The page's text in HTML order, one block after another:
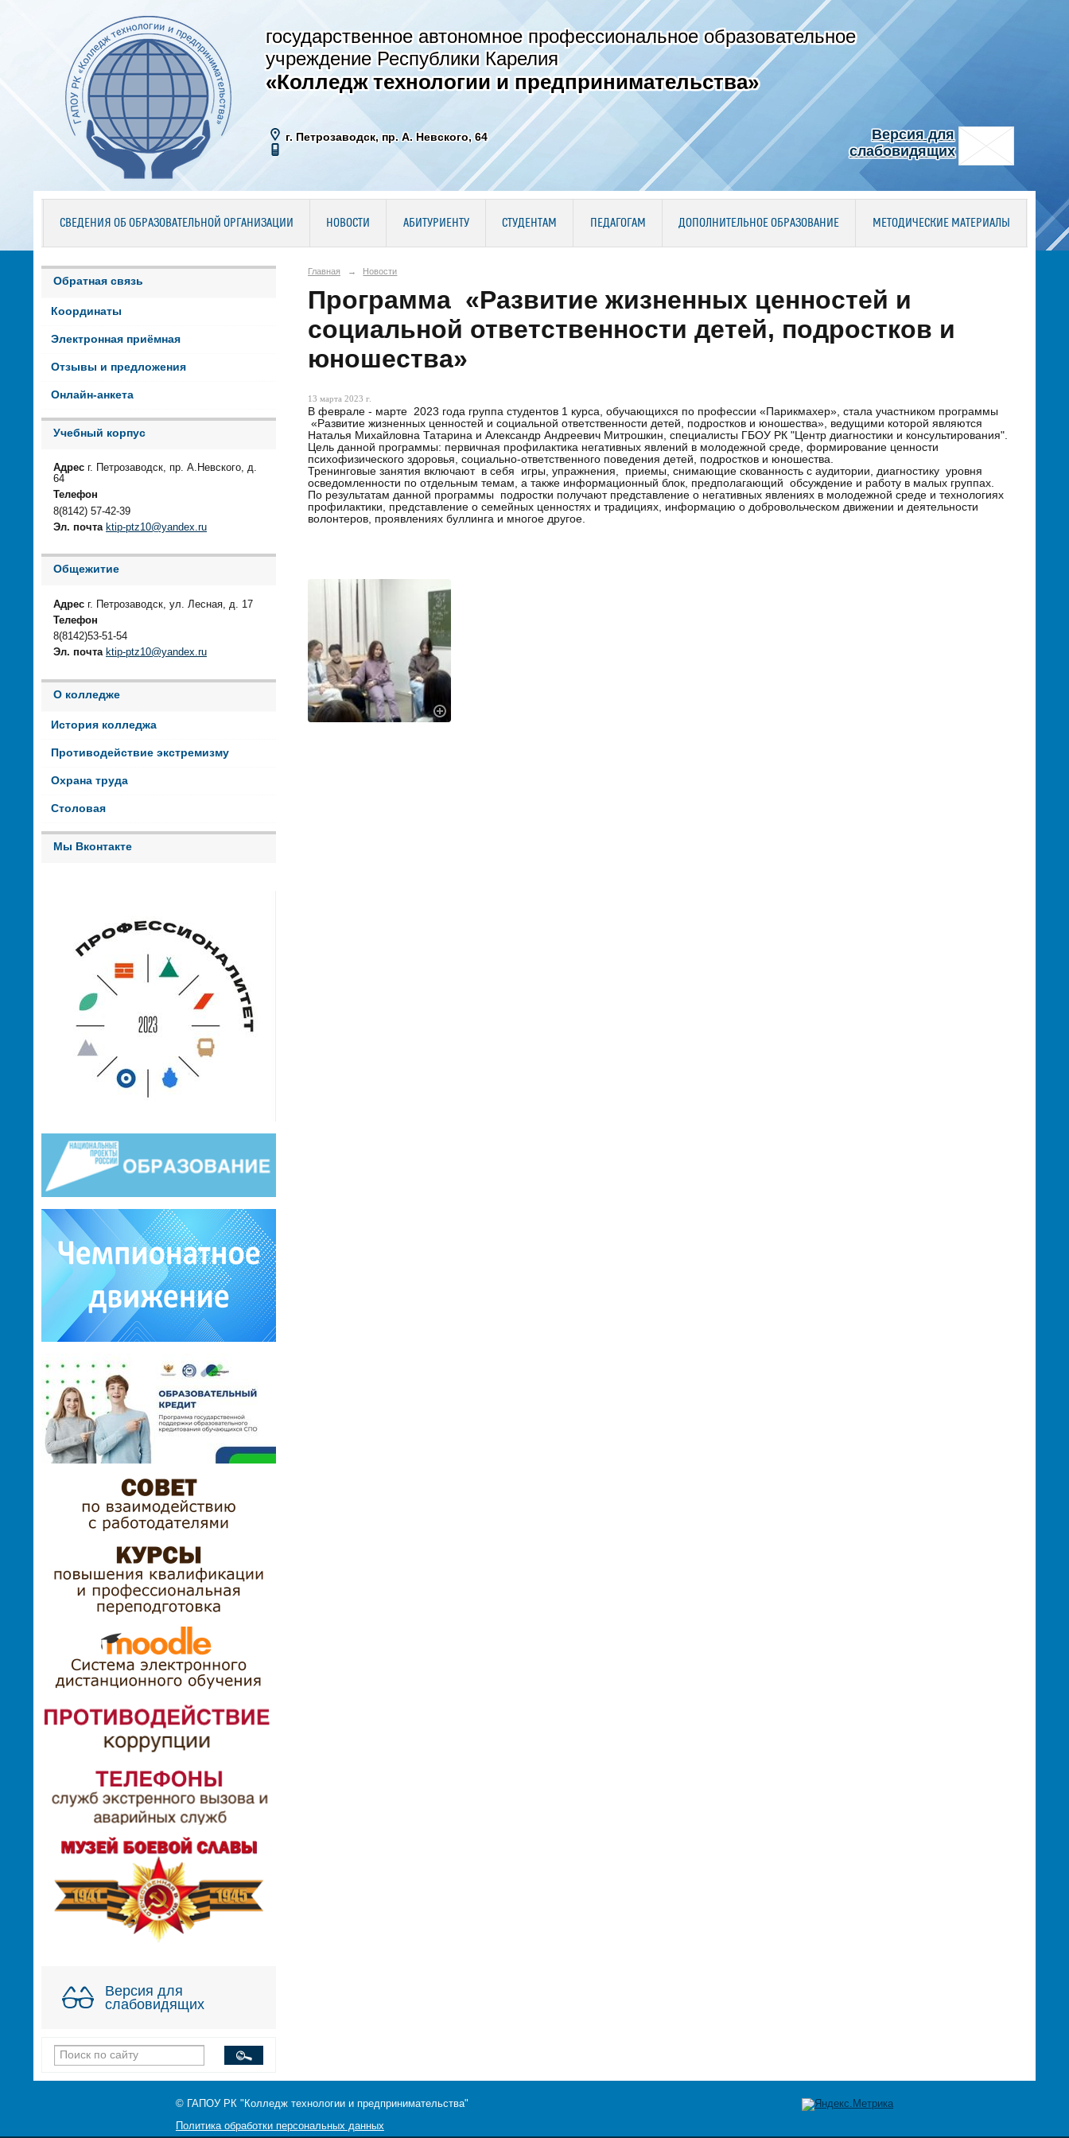
государственное автономное профессиональное образовательное
учреждение Республики Карелия
«Колледж технологии и предпринимательства»
г. Петрозаводск, пр. А. Невского, 64
Версия для
слабовидящих
СВЕДЕНИЯ ОБ ОБРАЗОВАТЕЛЬНОЙ ОРГАНИЗАЦИИ НОВОСТИ АБИТУРИЕНТУ СТУДЕНТАМ ПЕДАГОГАМ ДОПОЛНИТЕЛЬНОЕ ОБРАЗОВАНИЕ МЕТОДИЧЕСКИЕ МАТЕРИАЛЫ
Обратная связь
Координаты
Электронная приёмная
Отзывы и предложения
Онлайн-анкета
Учебный корпус
Адрес г. Петрозаводск, пр. А.Невского, д.
64
Телефон
8(8142) 57-42-39
Эл. почта ktip-ptz10@yandex.ru
Общежитие
Адрес г. Петрозаводск, ул. Лесная, д. 17
Телефон
8(8142)53-51-54
Эл. почта ktip-ptz10@yandex.ru
О колледже
История колледжа
Противодействие экстремизму
Охрана труда
Столовая
Мы Вконтакте
Версия для
слабовидящих
Главная → Новости
Программа «Развитие жизненных ценностей и
социальной ответственности детей, подростков и
юношества»
13 марта 2023 г.
В феврале - марте 2023 года группа студентов 1 курса, обучающихся по профессии «Парикмахер», стала участником программы
«Развитие жизненных ценностей и социальной ответственности детей, подростков и юношества», ведущими которой являются
Наталья Михайловна Татарина и Александр Андреевич Митрошкин, специалисты ГБОУ РК "Центр диагностики и консультирования".
Цель данной программы: первичная профилактика негативных явлений в молодежной среде, формирование ценности
психофизического здоровья, социально-ответственного поведения детей, подростков и юношества.
Тренинговые занятия включают в себя игры, упражнения, приемы, снимающие скованность с аудитории, диагностику уровня
осведомленности по отдельным темам, а также информационный блок, предполагающий обсуждение и работу в малых группах.
По результатам данной программы подростки получают представление о негативных явлениях в молодежной среде и технологиях
профилактики, представление о семейных ценностях и традициях, информацию о добровольческом движении и деятельности
волонтеров, проявлениях буллинга и многое другое.
© ГАПОУ РК "Колледж технологии и предпринимательства"
Политика обработки персональных данных